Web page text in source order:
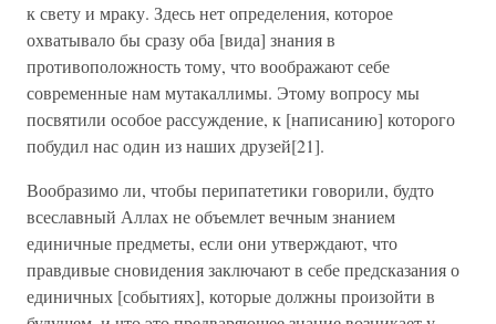
к свету и мраку. Здесь нет определения, которое
охватывало бы сразу оба [вида] знания в
противоположность тому, что воображают себе
современные нам мутакаллимы. Этому вопросу мы
посвятили особое рассуждение, к [написанию] которого
побудил нас один из наших друзей[21].
Вообразимо ли, чтобы перипатетики говорили, будто
всеславный Аллах не объемлет вечным знанием
единичные предметы, если они утверждают, что
правдивые сновидения заключают в себе предсказания о
единичных [событиях], которые должны произойти в